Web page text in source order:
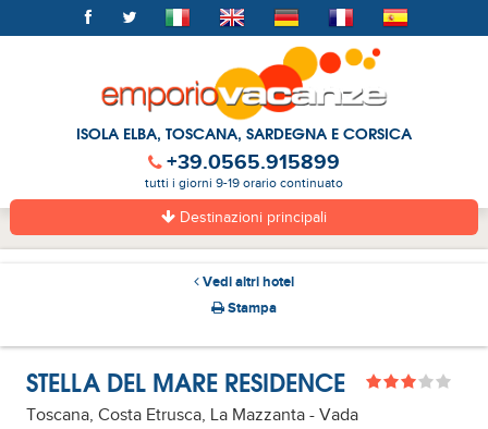
ISOLA ELBA, TOSCANA, SARDEGNA E CORSICA
+39.0565.915899
tutti i giorni 9-19 orario continuato
Destinazioni principali
Vedi altri hotel
Stampa
STELLA DEL MARE RESIDENCE
Toscana, Costa Etrusca, La Mazzanta - Vada